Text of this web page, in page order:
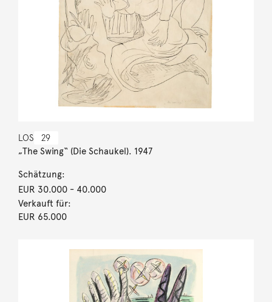
LOS 29
„The Swing“ (Die Schaukel). 1947
Schätzung:
EUR 30.000- 40.000
Verkauft für:
EUR 65.000